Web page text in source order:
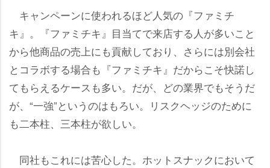
キャンペーンに使われるほど人気の『ファミチ
キ』。『ファミチキ』目当てで来店する人が多いこと
から他商品の売上にも貢献しており、さらには別会社
とコラボする場合も『ファミチキ』だからこそ快諾し
てもらえるケースも多い。だが、どの業界でもそうだ
が、“一強”というのはもろい。リスクヘッジのために
も二本柱、三本柱が欲しい。
同社もこれには苦心した。ホットスナックにおいて